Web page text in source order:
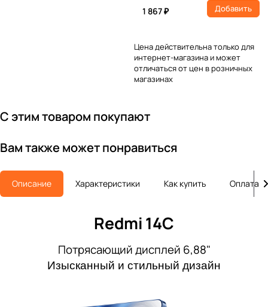
1 867 ₽ Добавить
Цена действительна только для
интернет-магазина и может
отличаться от цен в розничных
магазинах
С этим товаром покупают
Вам также может понравиться
Описание Характеристики Как купить Оплата
Redmi 14C
Потрясающий дисплей 6,88"
Изысканный и стильный дизайн